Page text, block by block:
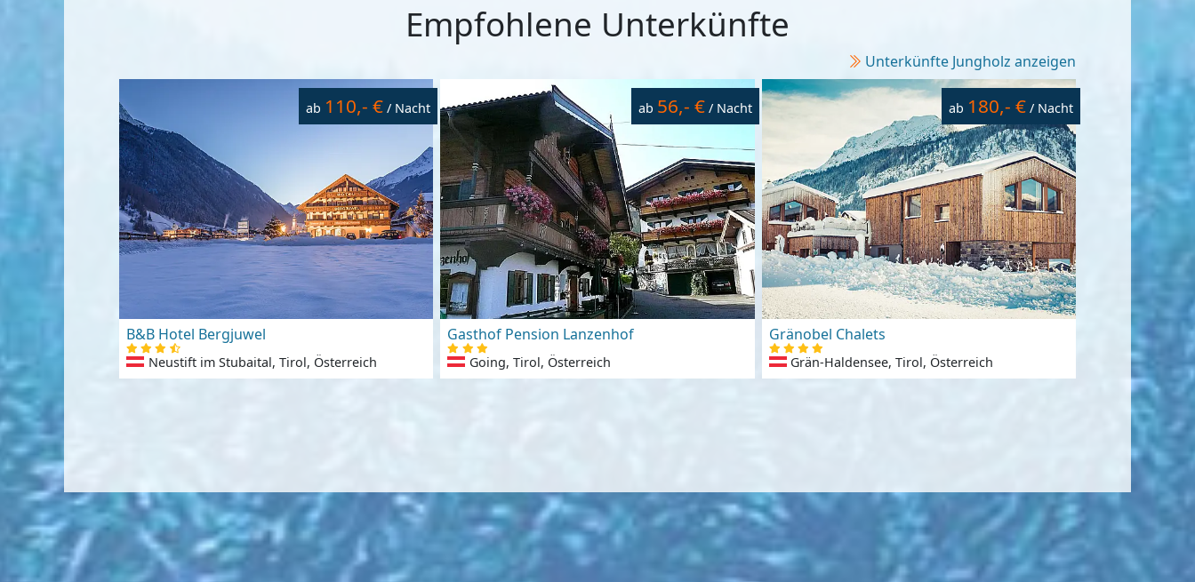
Empfohlene Unterkünfte
Unterkünfte Jungholz anzeigen
ab 110,- € / Nacht
B&B Hotel Bergjuwel
Neustift im Stubaital, Tirol, Österreich
ab 56,- €/ Nacht
Gasthof Pension Lanzenhof
Going, Tirol, Österreich
ab 180,- €/ Nacht
Gränobel Chalets
Grän-Haldensee, Tirol, Österreich